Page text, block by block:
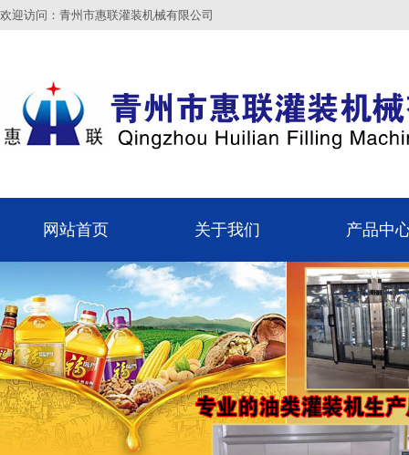
欢迎访问：青州市惠联灌装机械有限公司
网站首页 关于我们 产品中